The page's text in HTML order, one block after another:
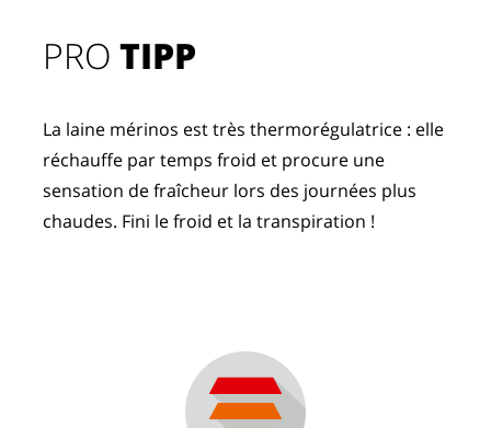
PROTIPP
La laine mérinos est très thermorégulatrice : elle
réchauffe par temps froid et procure une
sensation de fraîcheur lors des journées plus
chaudes. Fini le froid et la transpiration !